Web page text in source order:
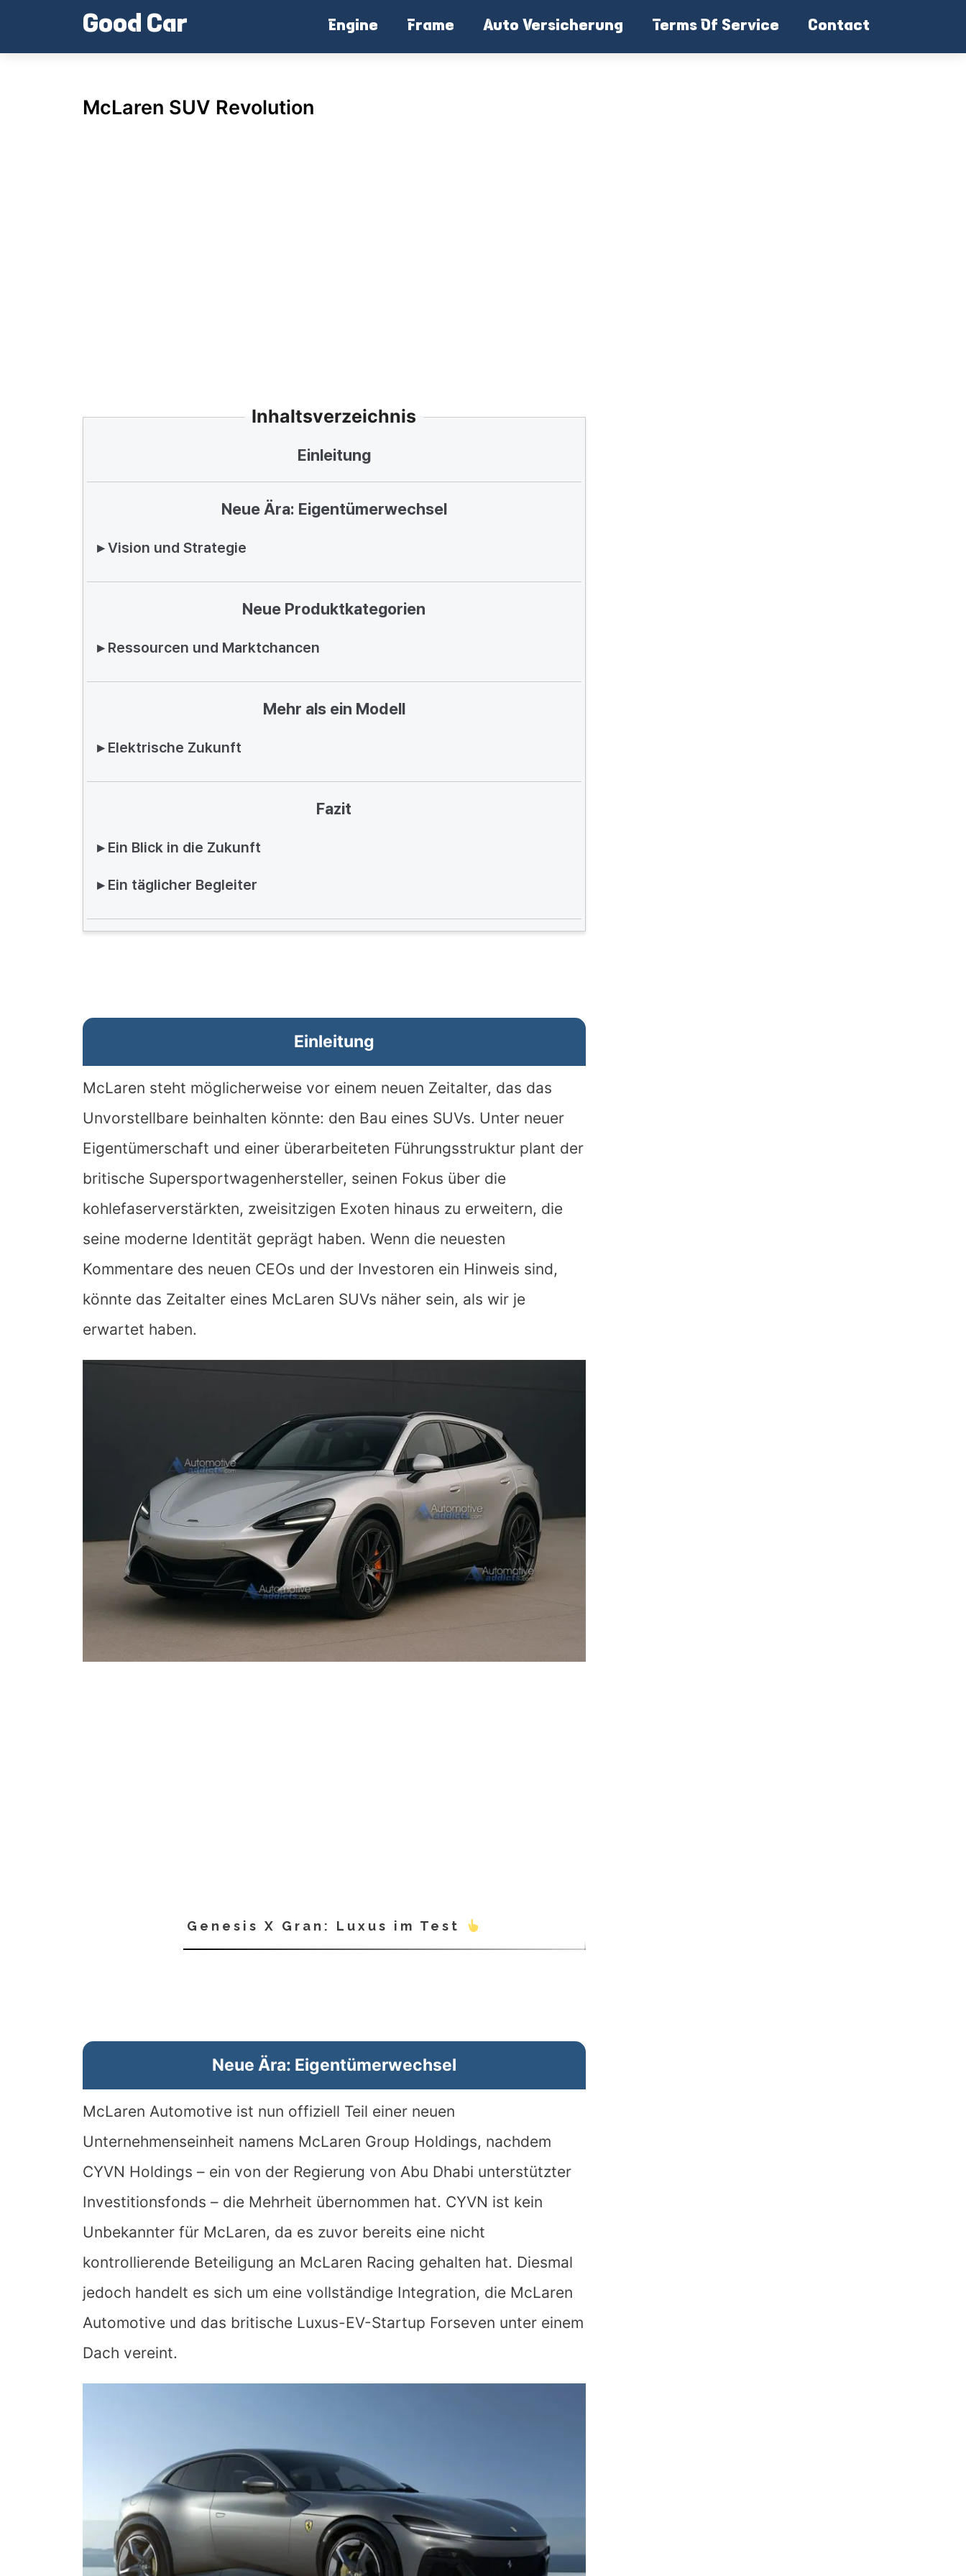
Good Car Engine Frame Auto Versicherung Terms Of Service Contact
McLaren SUV Revolution
Inhaltsverzeichnis
Einleitung
Neue Ära: Eigentümerwechsel
▸ Vision und Strategie
Neue Produktkategorien
▸ Ressourcen und Marktchancen
Mehr als ein Modell
▸ Elektrische Zukunft
Fazit
▸ Ein Blick in die Zukunft
▸ Ein täglicher Begleiter
Einleitung
McLaren steht möglicherweise vor einem neuen Zeitalter, das das
Unvorstellbare beinhalten könnte: den Bau eines SUVs. Unter neuer
Eigentümerschaft und einer überarbeiteten Führungsstruktur plant der
britische Supersportwagenhersteller, seinen Fokus über die
kohlefaserverstärkten, zweisitzigen Exoten hinaus zu erweitern, die
seine moderne Identität geprägt haben. Wenn die neuesten
Kommentare des neuen CEOs und der Investoren ein Hinweis sind,
könnte das Zeitalter eines McLaren SUVs näher sein, als wir je
erwartet haben.
Genesis X Gran: Luxus im Test
Neue Ära: Eigentümerwechsel
McLaren Automotive ist nun offiziell Teil einer neuen
Unternehmenseinheit namens McLaren Group Holdings, nachdem
CYVN Holdings – ein von der Regierung von Abu Dhabi unterstützter
Investitionsfonds – die Mehrheit übernommen hat. CYVN ist kein
Unbekannter für McLaren, da es zuvor bereits eine nicht
kontrollierende Beteiligung an McLaren Racing gehalten hat. Diesmal
jedoch handelt es sich um eine vollständige Integration, die McLaren
Automotive und das britische Luxus-EV-Startup Forseven unter einem
Dach vereint.